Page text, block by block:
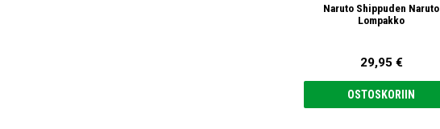
Naruto Shippuden Naruto
Lompakko
29,95 €
OSTOSKORIIN